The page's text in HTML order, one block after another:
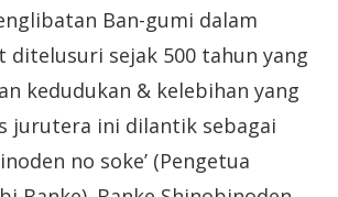
Ban-gumi dalam
ditelusuri sejak 500 tahun yang
kedudukan & kelebihan yang
jurutera ini dilantik sebagai
no soke’ (Pengetua